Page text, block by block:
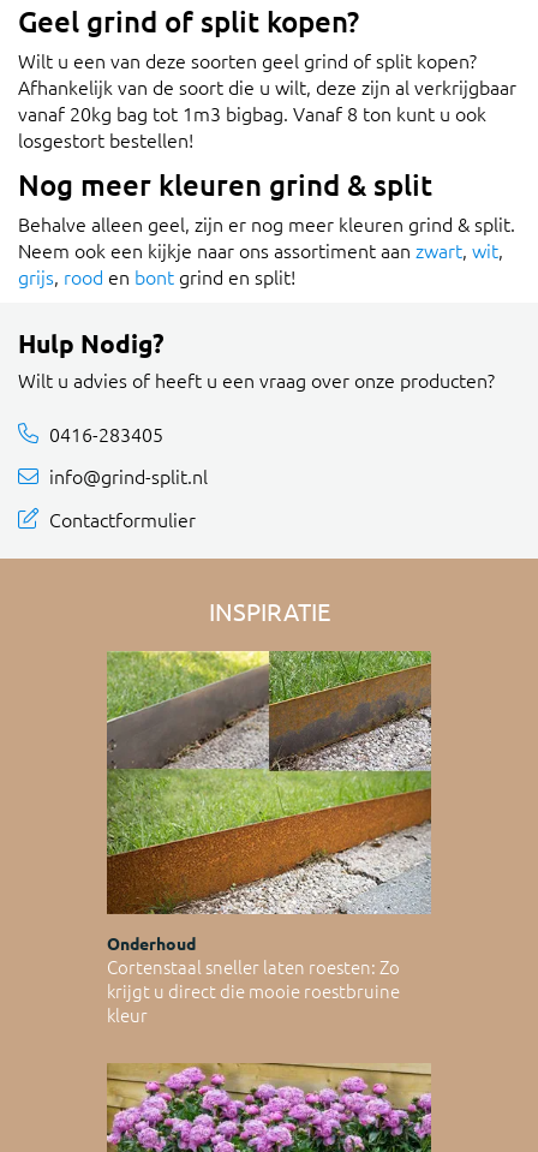
Geel grind of split kopen?
Wilt u een van deze soorten geel grind of split kopen?
Afhankelijk van de soort die u wilt, deze zijn al verkrijgbaar
vanaf 20kg bag tot 1m3 bigbag. Vanaf 8 ton kunt u ook
losgestort bestellen!
Nog meer kleuren grind & split
Behalve alleen geel, zijn er nog meer kleuren grind & split.
Neem ook een kijkje naar ons assortiment aan zwart, wit,
grijs, rood en bont grind en split!
Hulp Nodig?
Wilt u advies of heeft u een vraag over onze producten?
0416-283405
info@grind-split.nl
Contactformulier
INSPIRATIE
Onderhoud
Cortenstaal sneller laten roesten: Zo
krijgt u direct die mooie roestbruine
kleur